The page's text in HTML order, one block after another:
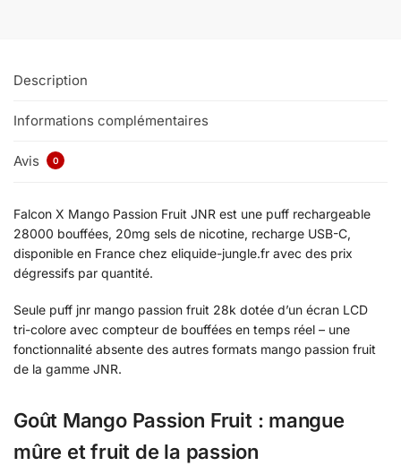
Description
Informations complémentaires
Avis 0
Falcon X Mango Passion Fruit JNR est une puff rechargeable
28000 bouffées, 20mg sels de nicotine, recharge USB-C,
disponible en France chez eliquide-jungle.fr avec des prix
dégressifs par quantité.
Seule puff jnr mango passion fruit 28k dotée d’un écran LCD
tri-colore avec compteur de bouffées en temps réel – une
fonctionnalité absente des autres formats mango passion fruit
de la gamme JNR.
Goût Mango Passion Fruit : mangue
mûre et fruit de la passion